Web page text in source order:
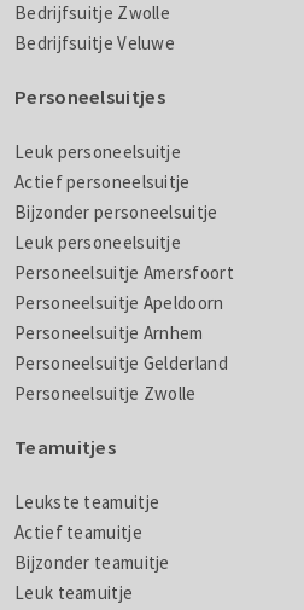
Bedrijfsuitje Zwolle
Bedrijfsuitje Veluwe
Personeelsuitjes
Leuk personeelsuitje
Actief personeelsuitje
Bijzonder personeelsuitje
Leuk personeelsuitje
Personeelsuitje Amersfoort
Personeelsuitje Apeldoorn
Personeelsuitje Arnhem
Personeelsuitje Gelderland
Personeelsuitje Zwolle
Teamuitjes
Leukste teamuitje
Actief teamuitje
Bijzonder teamuitje
Leuk teamuitje